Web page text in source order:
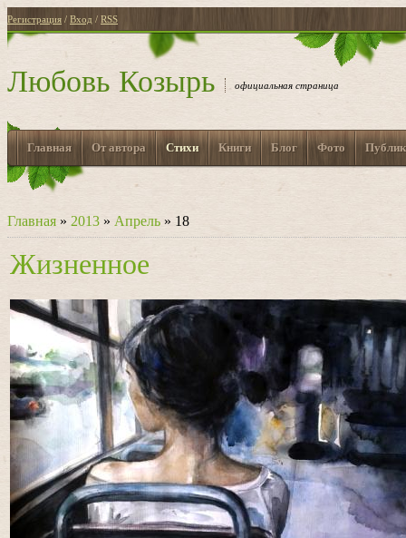
Регистрация / Вход / RSS
Любовь Козырь официальная страница
Главная От автора Стихи Книги Блог Фото
Главная » 2013 » Апрель » 18
Жизненное